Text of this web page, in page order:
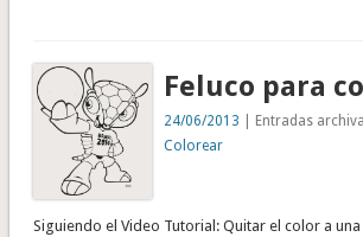
Feluco para
24/06/2013 | Entradas
Colorear
Siguiendo el Video Tutorial: Quitar el color a